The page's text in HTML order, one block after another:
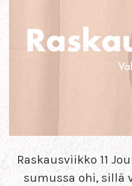
Raskausviikko 11
sumussa ohi, sillä